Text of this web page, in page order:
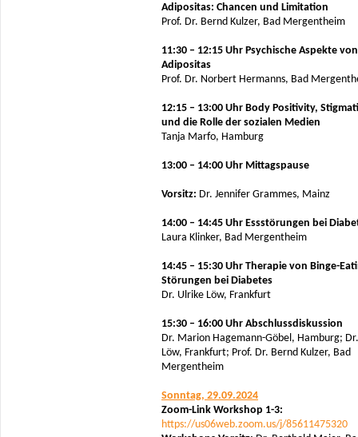
Adipositas: Chancen und Limitation
Prof. Dr. Bernd Kulzer, Bad Mergentheim
11:30 – 12:15 Uhr Psychische Aspekte von
Adipositas
Prof. Dr. Norbert Hermanns, Bad
12:15 – 13:00 Uhr Body Positivity,
und die Rolle der sozialen Medien
Tanja Marfo, Hamburg
13:00 – 14:00 Uhr Mittagspause
Vorsitz: Dr. Jennifer Grammes, Mainz
14:00 – 14:45 Uhr Essstörungen bei
Laura Klinker, Bad Mergentheim
14:45 – 15:30 Uhr Therapie von Binge-
Störungen bei Diabetes
Dr. Ulrike Löw, Frankfurt
15:30 – 16:00 Uhr Abschlussdiskussion
Dr. Marion Hagemann-Göbel, Hamburg;
Löw, Frankfurt; Prof. Dr. Bernd Kulzer, Bad
Mergentheim
Sonntag, 29.09.2024
Zoom-Link Workshop 1-3:
https://us06web.zoom.us/j/85611475320